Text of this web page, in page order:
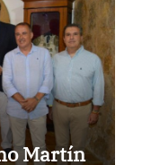
Martín